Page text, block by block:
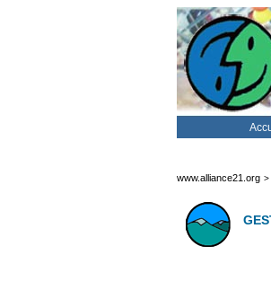
www.alliance21.org >